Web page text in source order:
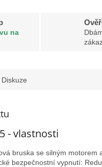
na
Diskuze
- vlastnosti
bruska se silným motorem
bezpečnostní vypnutí: